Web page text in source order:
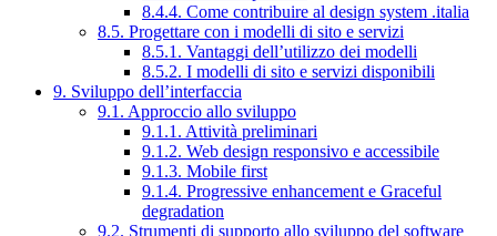
8.4.4. Come contribuire al design system .italia
8.5. Progettare con i modelli di sito e servizi
8.5.1. Vantaggi dell’utilizzo dei modelli
8.5.2. I modelli di sito e servizi disponibili
9. Sviluppo dell’interfaccia
9.1. Approccio allo sviluppo
9.1.1. Attività preliminari
9.1.2. Web design responsivo e accessibile
9.1.3. Mobile first
9.1.4. Progressive enhancement e Graceful
degradation
9.2. Strumenti di supporto allo sviluppo del software